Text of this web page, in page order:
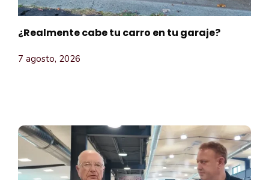
¿Realmente cabe tu carro en tu garaje?
7 agosto, 2026